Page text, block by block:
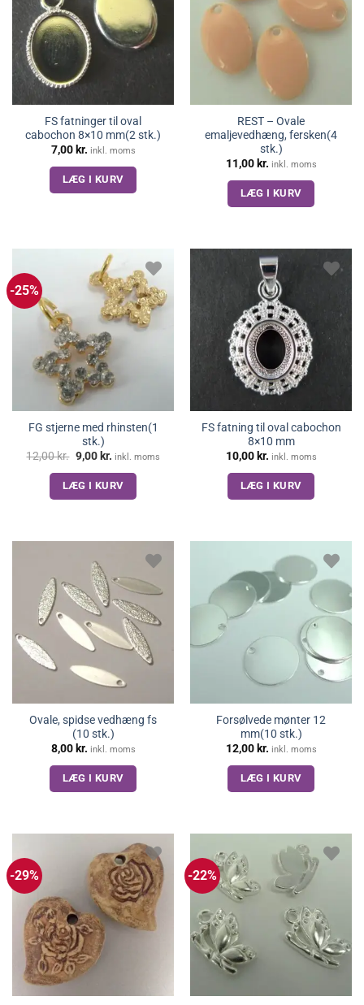
FS fatninger til oval
cabochon 8×10 mm(2 stk.)
7,00 kr. inkl. moms
LÆG I KURV
REST – Ovale
emaljevedhæng, fersken(4
stk.)
11,00 kr. inkl. moms
LÆG I KURV
-25%
FG stjerne med rhinsten(1
stk.)
12,00kr. Den
oprindelige
pris
var:
12,00 kr..
9,00 kr.Den
pris
er:
9,00 kr..
inkl. moms
LÆG I KURV
FS fatning til oval cabochon
8×10 mm
10,00 kr. inkl. moms
LÆG I KURV
Ovale, spidse vedhæng fs
(10 stk.)
8,00 kr. inkl. moms
LÆG I KURV
Forsølvede mønter 12
mm(10 stk.)
12,00 kr. inkl. moms
LÆG I KURV
-29% -22%